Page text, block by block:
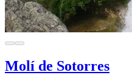
Molí de Sotorres